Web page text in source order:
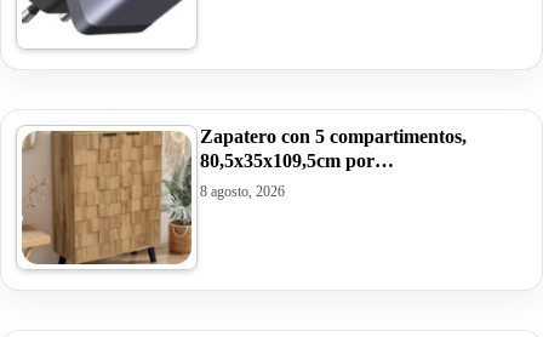
Zapatero con 5 compartimentos,
80,5x35x109,5cm por…
8 agosto, 2026